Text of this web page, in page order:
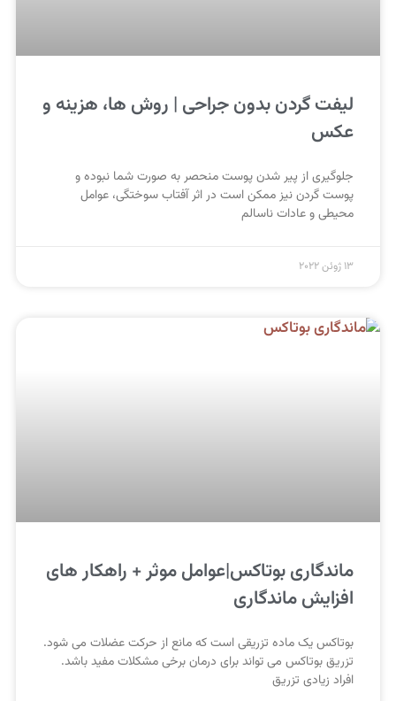
لیفت گردن بدون جراحی | روش ها، هزینه و
عکس
جلوگیری از پیر شدن پوست منحصر به صورت شما نبوده و
پوست گردن نیز ممکن است در اثر آفتاب سوختگی، عوامل
محیطی و عادات ناسالم
13 ژوئن 2022
ماندگاری بوتاکس|عوامل موثر + راهکار های
افزایش ماندگاری
بوتاکس یک ماده تزریقی است که مانع از حرکت عضلات می شود.
تزریق بوتاکس می تواند برای درمان برخی مشکلات مفید باشد.
افراد زیادی تزریق